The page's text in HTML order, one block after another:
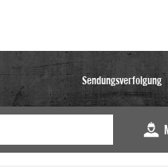
Sendungsverfolgung